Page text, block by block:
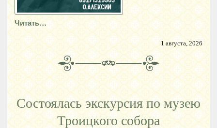
Читать…
1 августа, 2026
Состоялась экскурсия по музею
Троицкого собора